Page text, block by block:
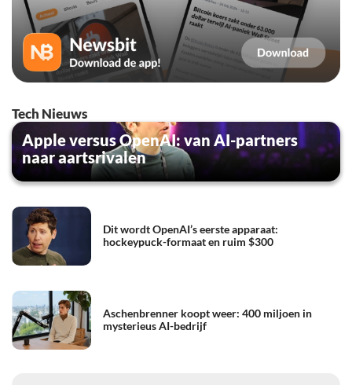
Tech Nieuws
Apple versus OpenAI: van AI-partners
naar aartsrivalen
Dit wordt OpenAI’s eerste apparaat:
hockeypuck-formaat en ruim $300
Aschenbrenner koopt weer: 400 miljoen in
mysterieus AI-bedrijf